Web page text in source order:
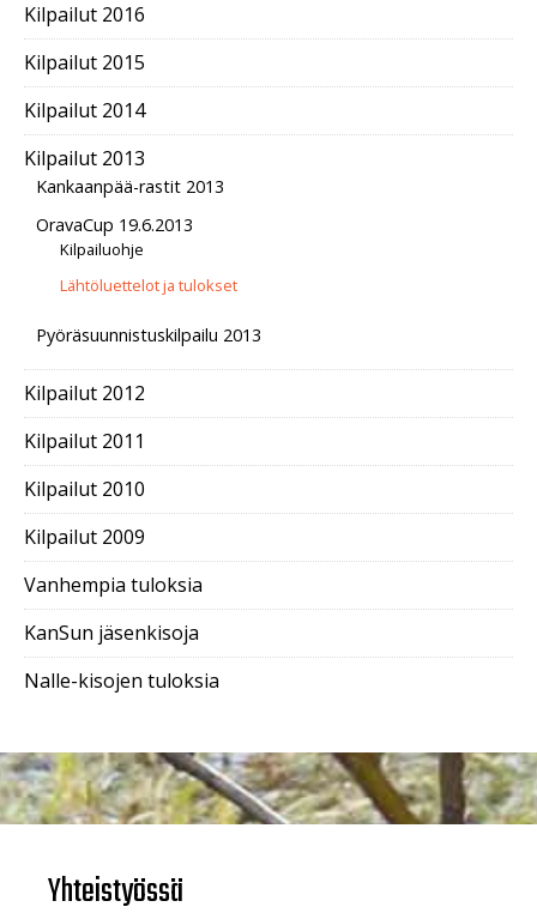
Kilpailut 2016
Kilpailut 2015
Kilpailut 2014
Kilpailut 2013
Kankaanpää-rastit 2013
OravaCup 19.6.2013
Kilpailuohje
Lähtöluettelot ja tulokset
Pyöräsuunnistuskilpailu 2013
Kilpailut 2012
Kilpailut 2011
Kilpailut 2010
Kilpailut 2009
Vanhempia tuloksia
KanSun jäsenkisoja
Nalle-kisojen tuloksia
Yhteistyössä